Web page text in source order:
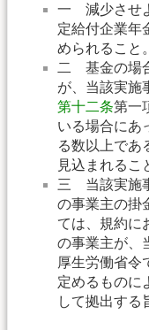
一 減少させ
定給付企業年
められること。
二 基金の場
が、当該実施
第十二条第一
いる場合にあ
る数以上であ
見込まれるこ
三 当該実施
の事業主の掛
ては、規約に
の事業主が、
厚生労働省令
定めるものに
して拠出する